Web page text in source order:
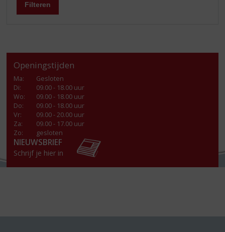
Filteren
Openingstijden
Ma:
Gesloten
Di:
09.00 - 18.00 uur
Wo:
09.00 - 18.00 uur
Do:
09.00 - 18.00 uur
Vr:
09.00 - 20.00 uur
Za:
09.00 - 17.00 uur
Zo:
gesloten
NIEUWSBRIEF
Schrijf je hier in